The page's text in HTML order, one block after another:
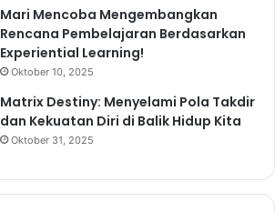
Mari Mencoba Mengembangkan
Rencana Pembelajaran Berdasarkan
Experiential Learning!
Oktober 10, 2025
Matrix Destiny: Menyelami Pola Takdir
dan Kekuatan Diri di Balik Hidup Kita
Oktober 31, 2025